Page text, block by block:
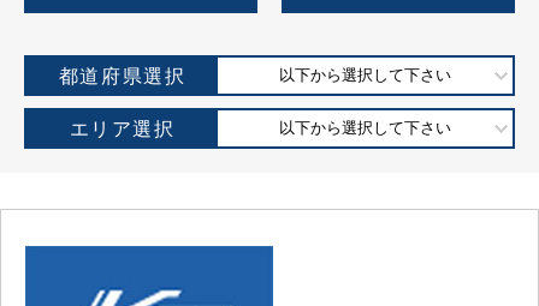
都道府県選択 以下から選択して下さい
エリア選択 以下から選択して下さい